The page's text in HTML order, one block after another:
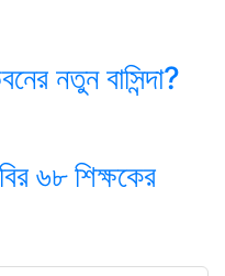
নতুন বাসিন্দা?
৬৮ শিক্ষকের